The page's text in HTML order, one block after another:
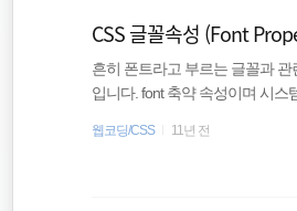
CSS 글꼴속성 (Font
흔히 폰트라고 부르는 글꼴과
입니다. font 축약 속성이며 시스
웹코딩/CSS 11년 전